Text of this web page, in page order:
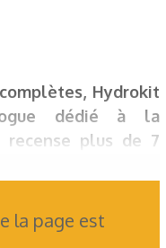
Hydrokit
dédié à la
recense plus de 7
coupleurs,
et joints.
la page est